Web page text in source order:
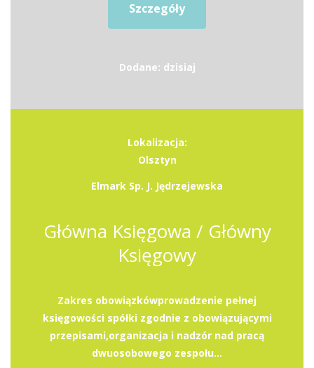
Szczegóły
Dodane: dzisiaj
Lokalizacja:
Olsztyn
Elmark Sp. J. Jędrzejewska
Główna Księgowa / Główny
Księgowy
Zakres obowiązkówprowadzenie pełnej
księgowości spółki zgodnie z obowiązującymi
przepisami,organizacja i nadzór nad pracą
dwuosobowego zespołu...